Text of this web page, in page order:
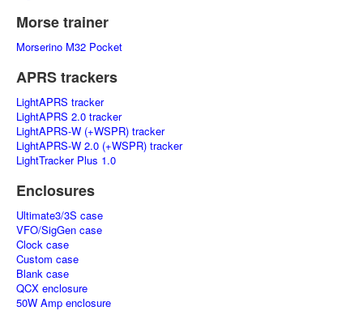
Morse trainer
Morserino M32 Pocket
APRS trackers
LightAPRS tracker
LightAPRS 2.0 tracker
LightAPRS-W (+WSPR) tracker
LightAPRS-W 2.0 (+WSPR) tracker
LightTracker Plus 1.0
Enclosures
Ultimate3/3S case
VFO/SigGen case
Clock case
Custom case
Blank case
QCX enclosure
50W Amp enclosure